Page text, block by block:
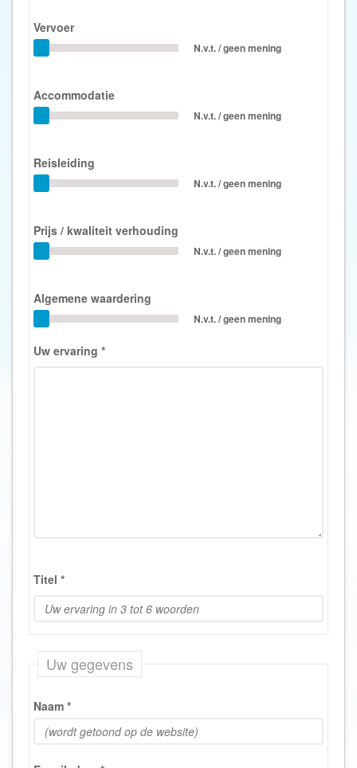
Vervoer
N.v.t. / geen mening
Accommodatie
N.v.t. / geen mening
Reisleiding
N.v.t. / geen mening
Prijs / kwaliteit verhouding
N.v.t. / geen mening
Algemene waardering
N.v.t. / geen mening
Uw ervaring *
Titel *
Uw gegevens
Naam *